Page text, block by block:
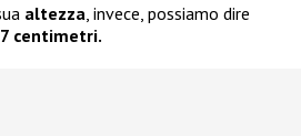
altezza , invece, possiamo dire
centimetri.